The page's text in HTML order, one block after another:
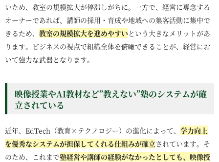
いため、教室の規模拡大が停滞しがちに。一方で、経営に専念する
オーナーであれば、講師の採用・育成や地域への集客活動に集中で
きるため、 教室の規模拡大を進めやすい という大きなメリットがあ
ります。ビジネスの視点で組織全体を俯瞰できることが、経営にお
いて強力な武器となります。
映像授業やAI教材など”教えない”塾のシステムが確
立されている
近年、EdTech（教育×テクノロジー）の進化によって、 学力向上
を優秀なシステムが担保してくれる仕組みが確立されています。そ
のため、これまで塾経営や講師の経験がなかったとしても、映像授